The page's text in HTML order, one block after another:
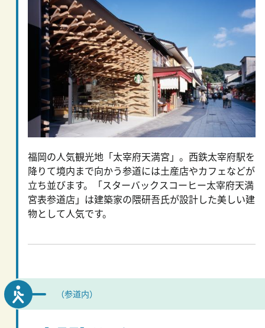
福岡の人気観光地「太宰府天満宮」。西鉄太宰府駅を
降りて境内まで向かう参道には土産店やカフェなどが
立ち並びます。「スターバックスコーヒー太宰府天満
宮表参道店」は建築家の隈研吾氏が設計した美しい建
物として人気です。
（参道内）